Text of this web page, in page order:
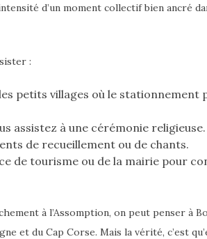
d’un moment collectif bien ancré
:
petits villages où le stationnement
assistez à une cérémonie religieuse.
de recueillement ou de chants.
de tourisme ou de la mairie pour
à l’Assomption, on peut penser à
et du Cap Corse. Mais la vérité, c’est